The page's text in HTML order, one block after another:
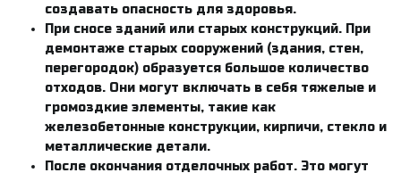
создавать опасность для здоровья.
При сносе зданий или старых конструкций. При
демонтаже старых сооружений (здания, стен,
перегородок) образуется большое количество
отходов. Они могут включать в себя тяжелые и
громоздкие элементы, такие как
железобетонные конструкции, кирпичи, стекло и
металлические детали.
После окончания отделочных работ. Это могут